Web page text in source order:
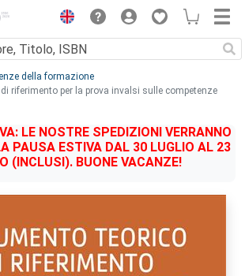
della formazione
riferimento per la prova invalsi sulle competenze
LE NOSTRE SPEDIZIONI VERRANNO
PAUSA ESTIVA DAL 30 LUGLIO AL 23
(INCLUSI). BUONE VACANZE!